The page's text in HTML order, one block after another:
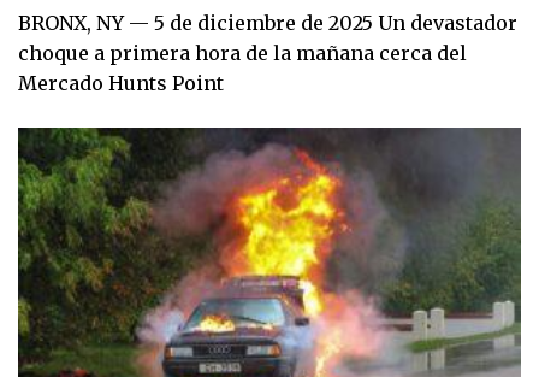
BRONX, NY — 5 de diciembre de 2025 Un devastador
choque a primera hora de la mañana cerca del
Mercado Hunts Point